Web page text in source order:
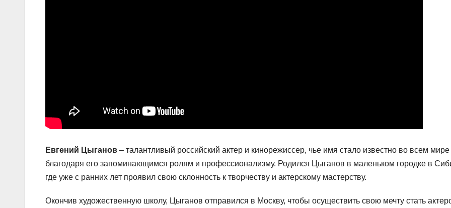
Евгений Цыганов – талантливый российский актер и кинорежиссер, чье имя стало известно во всем мире
благодаря его запоминающимся ролям и профессионализму. Родился Цыганов в маленьком городке в
где уже с ранних лет проявил свою склонность к творчеству и актерскому мастерству.
Окончив художественную школу, Цыганов отправился в Москву, чтобы осуществить свою мечту стать